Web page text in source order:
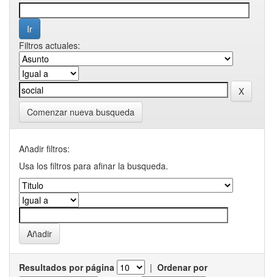
Filtros actuales:
Comenzar nueva busqueda
Añadir filtros:
Usa los filtros para afinar la busqueda.
Resultados por página | Ordenar por